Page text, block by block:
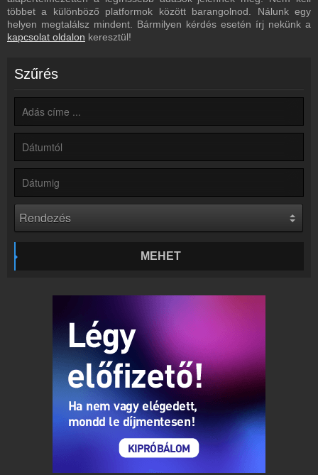
Frekvenciák
Muravidéki Magyar Rádió frekvencia
Műsorújság
Kapcsolat
Írj nekünk!
Partnerek
Rádiós partnerek
Ágyazd be weboldaladba
Készítés lépésről lépésre
többet a különböző platformok között barangolnod. Nálunk egy
helyen megtalálsz mindent. Bármilyen kérdés esetén írj nekünk a
kapcsolat oldalon keresztül!
Szűrés
MEHET